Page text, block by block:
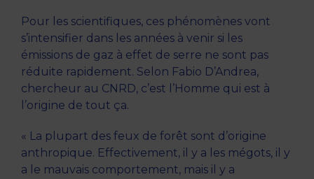
Pour les scientifiques, ces phénomènes vont
s’intensifier dans les années à venir si les
émissions de gaz à effet de serre ne sont pas
réduite rapidement. Selon Fabio D’Andrea,
chercheur au CNRD, c’est l’Homme qui est à
l’origine de tout ça.
« La plupart des feux de forêt sont d’origine
anthropique. Effectivement, il y a les mégots, il y
a le mauvais comportement, mais il y a